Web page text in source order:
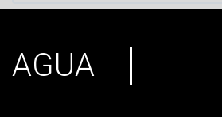
Portada » agua
AGUA